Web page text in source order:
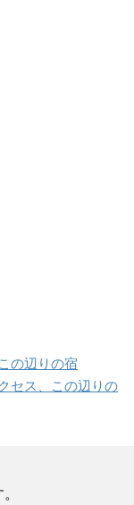
の辺りの宿
セス、この辺りの